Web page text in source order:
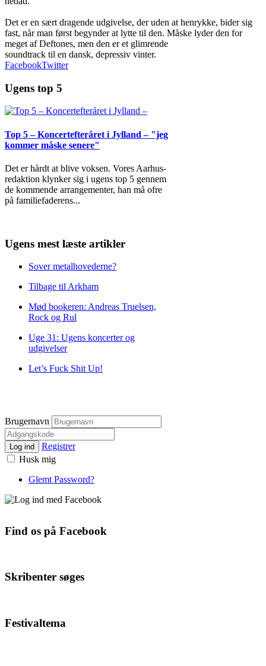
Det er en sært dragende udgivelse, der uden at henrykke, bider sig
fast, når man først begynder at lytte til den. Måske lyder den for
meget af Deftones, men den er et glimrende
soundtrack til en dansk, depressiv vinter.
FacebookTwitter
Ugens top 5
Top 5 – Koncertefteråret i Jylland – "jeg
kommer måske senere"
Det er hårdt at blive voksen. Vores Aarhus-
redaktion klynker sig i ugens top 5 gennem
de kommende arrangementer, han må ofre
på familiefaderens...
Ugens mest læste artikler
Sover metalhovederne?
Tilbage til Arkham
Mød bookeren: Andreas Truelsen,
Rock og Rul
Uge 31: Ugens koncerter og
udgivelser
Let’s Fuck Shit Up!
Brugernavn
Log ind
Registrer
Husk mig
Glemt Password?
Find os på Facebook
Skribenter søges
Festivaltema